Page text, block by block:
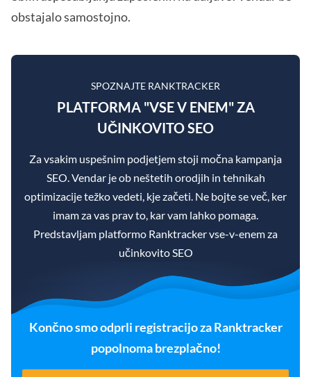
obstajalo samostojno.
SPOZNAJTE RANKTRACKER
PLATFORMA "VSE V ENEM" ZA
UČINKOVITO SEO
Za vsakim uspešnim podjetjem stoji močna kampanja
SEO. Vendar je ob neštetih orodjih in tehnikah
optimizacije težko vedeti, kje začeti. Ne bojte se več, ker
imam za vas prav to, kar vam lahko pomaga.
Predstavljam platformo Ranktracker vse-v-enem za
učinkovito SEO
Končno smo odprli registracijo za Ranktracker
popolnoma brezplačno!